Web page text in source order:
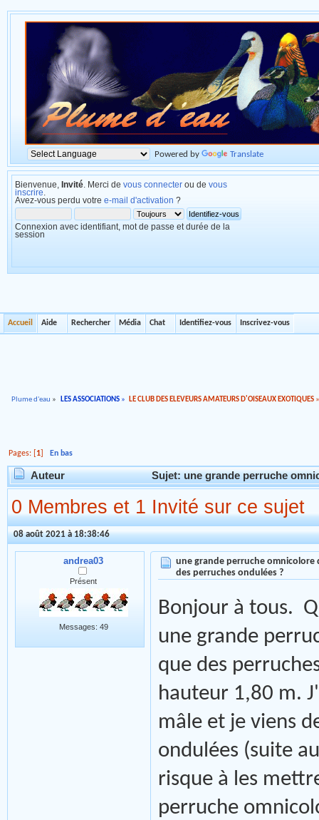
Powered by Translate
Bienvenue, Invité . Merci de vous connecter ou de vous
inscrire
Avez-vous perdu votre e-mail d'activation ?
Connexion avec identifiant, mot de passe et durée de la
session
Accueil Aide Rechercher Média Chat Identifiez-vous Inscrivez-vous
Plume d'eau » LES ASSOCIATIONS» LE CLUB DES ELEVEURS AMATEURS D'OISEAUX EXOTIQUES
Pages: [ 1 ]En bas
Auteur Sujet: une grande perruche
0 Membres et 1 Invité sur ce sujet
08 août 2021 à 18:38:46
andrea03
Présent
Messages: 49
une grande perruche omnicolore
des perruches ondulées ?
Bonjour à tous.
une grande
que des
hauteur 1,80 m.
mâle et je viens
ondulées (suite
risque à les
perruche